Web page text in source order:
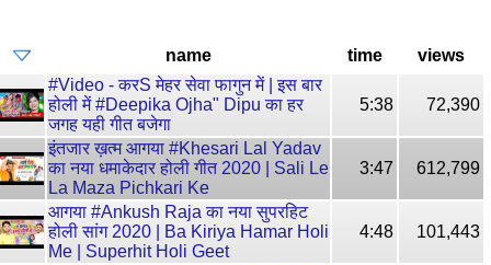
name time
views
#Video - करS मेहर सेवा फागुन में | इस बार
होली में #Deepika Ojha" Dipu का हर
जगह यही गीत बजेगा
5:38 72,390
इंतजार ख़त्म आगया #Khesari Lal Yadav
का नया धमाकेदार होली गीत 2020 | Sali Le
La Maza Pichkari Ke
3:47 612,799
आगया #Ankush Raja का नया सुपरहिट
होली सांग 2020 | Ba Kiriya Hamar Holi
Me | Superhit Holi Geet
4:48 101,443